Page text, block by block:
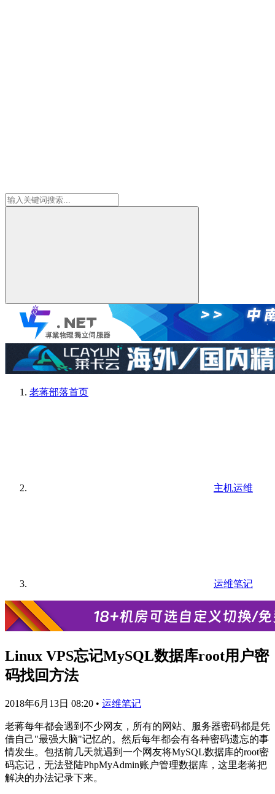
老蒋部落首页
主机运维
运维笔记
Linux VPS忘记MySQL数据库root用户密
码找回方法
2018年6月13日 08:20 • 运维笔记
老蒋每年都会遇到不少网友，所有的网站、服务器密码都是凭
借自己"最强大脑"记忆的。然后每年都会有各种密码遗忘的事
情发生。包括前几天就遇到一个网友将MySQL数据库的root密
码忘记，无法登陆PhpMyAdmin账户管理数据库，这里老蒋把
解决的办法记录下来。